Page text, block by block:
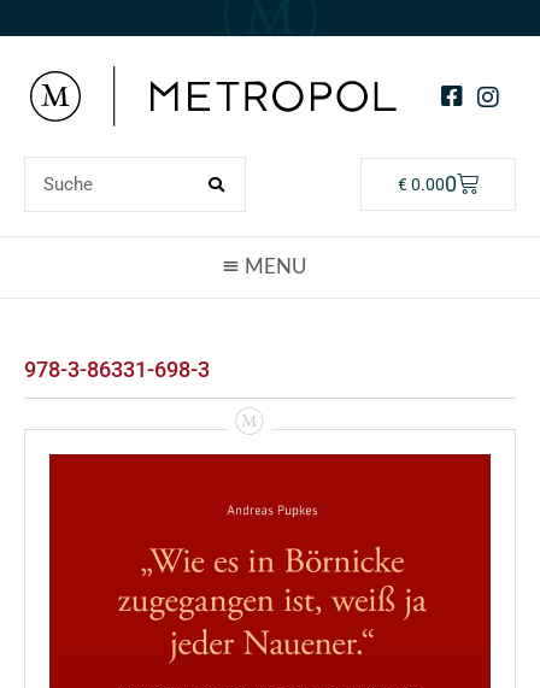
€0.000
978-3-86331-698-3